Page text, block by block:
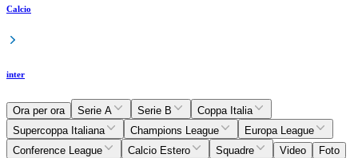
Calcio
inter
Ora per ora Serie A Serie B
Coppa Italia
Supercoppa Italiana
Champions League
Europa League
Conference League
Calcio Estero Squadre Video
Foto